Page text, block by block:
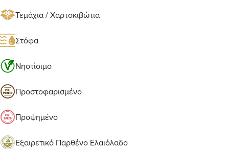
Τεμάχια / Χαρτοκιβώτια
Στόφα
Νηστίσιμο
Προστοφαρισμένο
Προψημένο
Εξαιρετικό Παρθένο Ελαιόλαδο